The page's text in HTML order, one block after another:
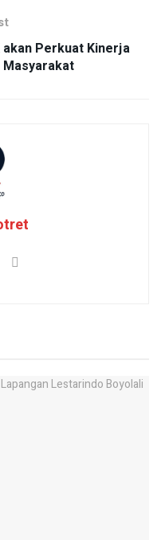
akan Perkuat Kinerja
Masyarakat